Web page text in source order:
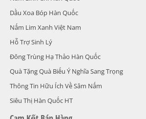
Dầu Xoa Bóp Hàn Quốc
Nấm Lim Xanh Việt Nam
Hỗ Trợ Sinh Lý
Đông Trùng Hạ Thảo Hàn Quốc
Quà Tặng Quà Biếu Ý Nghĩa Sang Trọng
Thông Tin Hữu Ích Về Sâm Nấm
Siêu Thị Hàn Quốc HT